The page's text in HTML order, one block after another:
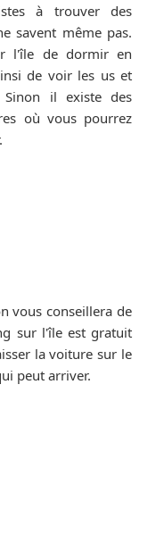
à trouver des
savent même pas.
l'île de dormir en
de voir les us et
il existe des
où vous pourrez
vous conseillera de
sur l'île est gratuit
la voiture sur le
peut arriver.